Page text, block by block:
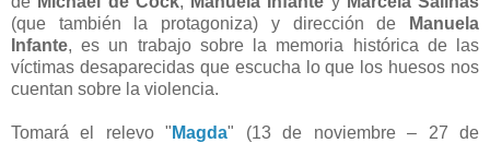
(que también la protagoniza) y dirección de
Manuela
Infante, es un trabajo sobre la memoria histórica de las
víctimas desaparecidas que escucha lo que los huesos nos
cuentan sobre la violencia.
Tomará el relevo " Magda" (13 de noviembre – 27 de